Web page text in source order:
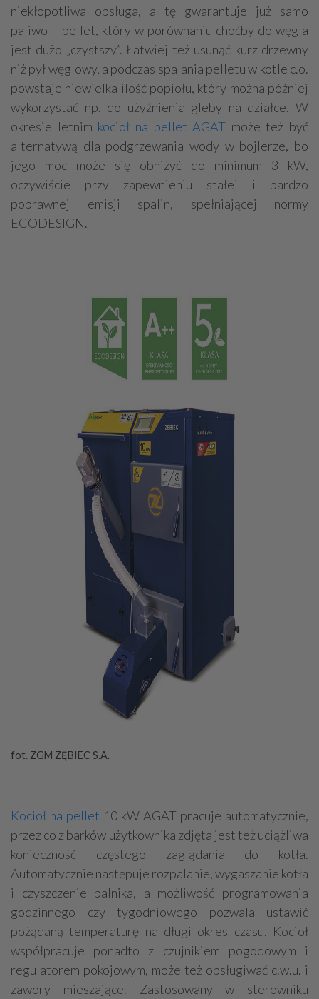
niekłopotliwa obsługa, a tę gwarantuje już samo
paliwo – pellet, który w porównaniu choćby do węgla
jest dużo „czystszy”. Łatwiej też usunąć kurz drzewny
niż pył węglowy, a podczas spalania pelletu w kotle c.o.
powstaje niewielka ilość popiołu, który można później
wykorzystać np. do użyźnienia gleby na działce. W
okresie letnim kocioł na pellet AGAT może też być
alternatywą dla podgrzewania wody w bojlerze, bo
jego moc może się obniżyć do minimum 3 kW,
oczywiście przy zapewnieniu stałej i bardzo
poprawnej emisji spalin, spełniającej normy
ECODESIGN.
fot. ZGM ZĘBIEC S.A.
Kocioł na pellet 10 kW AGAT pracuje automatycznie,
przez co z barków użytkownika zdjęta jest też uciążliwa
konieczność częstego zaglądania do kotła.
Automatycznie następuje rozpalanie, wygaszanie kotła
i czyszczenie palnika, a możliwość programowania
godzinnego czy tygodniowego pozwala ustawić
pożądaną temperaturę na długi okres czasu. Kocioł
współpracuje ponadto z czujnikiem pogodowym i
regulatorem pokojowym, może też obsługiwać c.w.u. i
zawory mieszające. Zastosowany w sterowniku